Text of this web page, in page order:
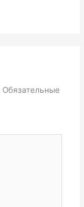
Обязательные